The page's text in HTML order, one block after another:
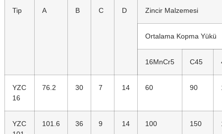
Tip A B C D Zincir Malzemesi
Ortalama Kopma Yükü
16MnCr5 C45
YZC
16
76.2 30 7 14 60 90
YZC
101.6 36 9 14 100 150